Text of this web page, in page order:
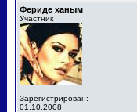
Фериде ханым
Участник
Зарегистрирован:
01.10.2008